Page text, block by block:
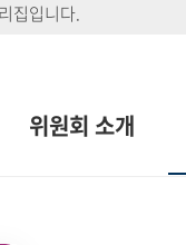
집입니다.
위원회 소개